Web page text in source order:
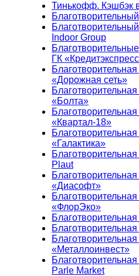
Тинькофф. Кэшбэк
Indoor Group
ГК
«Дорожная сеть»
«Болта»
«Квартал-18»
«Галактика»
Plaut
«Диасофт»
«ФлорЭко»
«Металлоинвест»
Parle Market